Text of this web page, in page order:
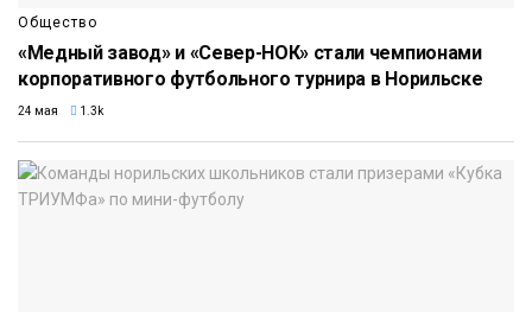
Общество
«Медный завод» и «Север-НОК» стали чемпионами
корпоративного футбольного турнира в Норильске
24 мая 1.3k